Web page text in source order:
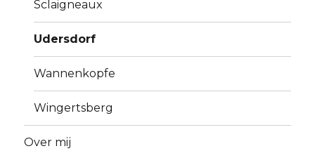
Sclaigneaux
Udersdorf
Wannenkopfe
Wingertsberg
Over mij